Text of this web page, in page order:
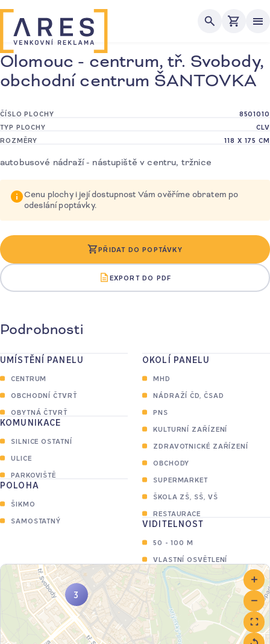
Olomouc - centrum, tř. Svobody,
obchodní centrum ŠANTOVKA
ČÍSLO PLOCHY
8501010
TYP PLOCHY
CLV
ROZMĚRY
118 X 175 CM
autobusové nádraží - nástupiště v centru, tržnice
Cenu plochy i její dostupnost Vám ověříme obratem po
odeslání poptávky.
PŘIDAT DO POPTÁVKY
EXPORT DO PDF
Podrobnosti
UMÍSTĚNÍ PANELU
CENTRUM
OBCHODNÍ ČTVRŤ
OBYTNÁ ČTVRŤ
KOMUNIKACE
SILNICE OSTATNÍ
ULICE
PARKOVIŠTĚ
POLOHA
ŠIKMO
SAMOSTATNÝ
OKOLÍ PANELU
MHD
NÁDRAŽÍ ČD, ČSAD
PNS
KULTURNÍ ZAŘÍZENÍ
ZDRAVOTNICKÉ ZAŘÍZENÍ
OBCHODY
SUPERMARKET
ŠKOLA ZŠ, SŠ, VŠ
RESTAURACE
VIDITELNOST
50 - 100 M
VLASTNÍ OSVĚTLENÍ
3